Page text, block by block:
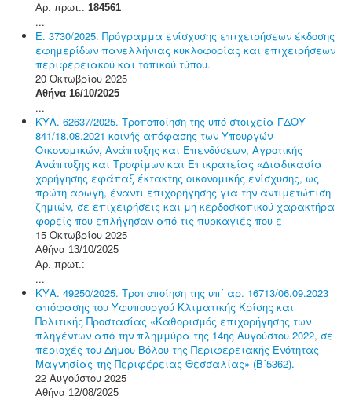
Αρ. πρωτ.: 184561
...
Ε. 3730/2025. Πρόγραμμα ενίσχυσης επιχειρήσεων έκδοσης
εφημερίδων πανελλήνιας κυκλοφορίας και επιχειρήσεων
περιφερειακού και τοπικού τύπου.
20 Οκτωβρίου 2025
Αθήνα 16/10/2025
...
ΚΥΑ. 62637/2025. Τροποποίηση της υπό στοιχεία ΓΔΟΥ
841/18.08.2021 κοινής απόφασης των Υπουργών
Οικονομικών, Ανάπτυξης και Επενδύσεων, Αγροτικής
Ανάπτυξης και Τροφίμων και Επικρατείας «Διαδικασία
χορήγησης εφάπαξ έκτακτης οικονομικής ενίσχυσης, ως
πρώτη αρωγή, έναντι επιχορήγησης για την αντιμετώπιση
ζημιών, σε επιχειρήσεις και μη κερδοσκοπικού χαρακτήρα
φορείς που επλήγησαν από τις πυρκαγιές που ε
15 Οκτωβρίου 2025
Αθήνα 13/10/2025
Αρ. πρωτ.:
...
ΚΥΑ. 49250/2025. Τροποποίηση της υπ΄ αρ. 16713/06.09.2023
απόφασης του Υφυπουργού Κλιματικής Κρίσης και
Πολιτικής Προστασίας «Καθορισμός επιχορήγησης των
πληγέντων από την πλημμύρα της 14ης Αυγούστου 2022, σε
περιοχές του Δήμου Βόλου της Περιφερειακής Ενότητας
Μαγνησίας της Περιφέρειας Θεσσαλίας» (Β΄5362).
22 Αυγούστου 2025
Αθήνα 12/08/2025